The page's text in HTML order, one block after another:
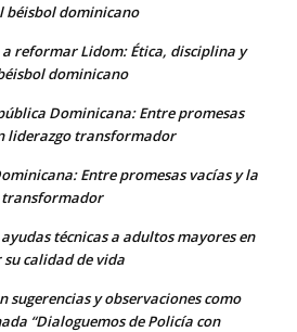
béisbol dominicano
reformar Lidom: Ética, disciplina y
dominicano
Dominicana: Entre promesas
liderazgo transformador
Entre promesas vacías y la
transformador
técnicas a adultos mayores en
calidad de vida
sugerencias y observaciones como
“Dialoguemos de Policía con